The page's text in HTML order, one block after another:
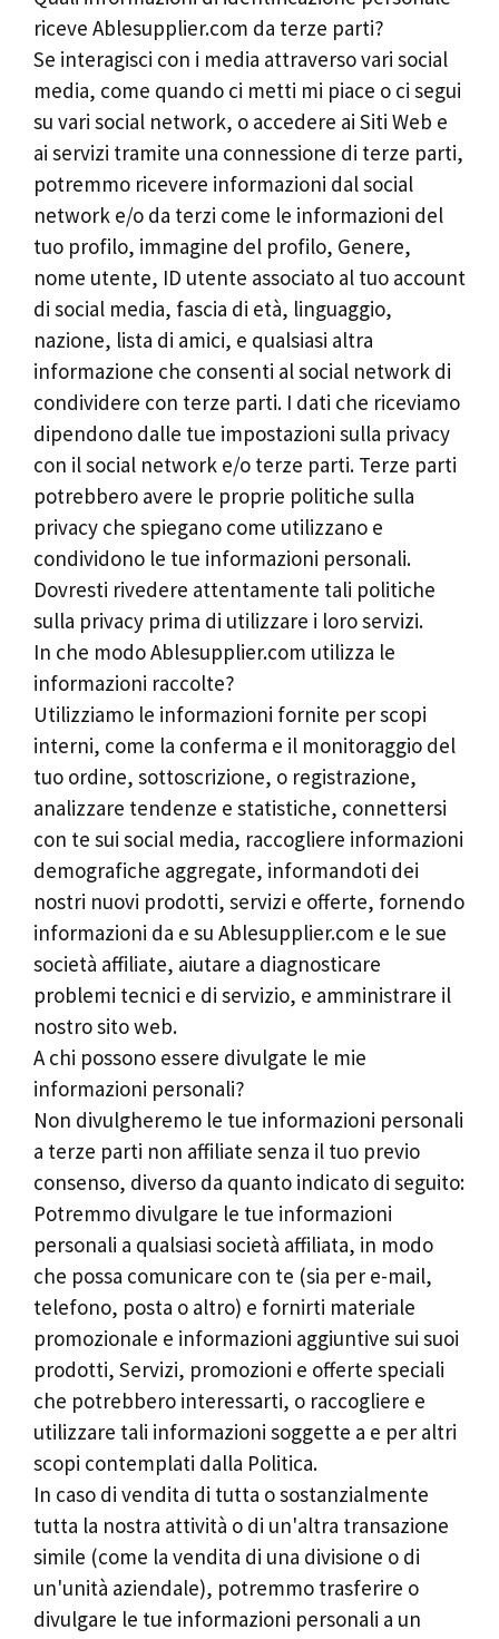
riceve Ablesupplier.com da terze parti?
Se interagisci con i media attraverso vari social
media, come quando ci metti mi piace o ci segui
su vari social network, o accedere ai Siti Web e
ai servizi tramite una connessione di terze parti,
potremmo ricevere informazioni dal social
network e/o da terzi come le informazioni del
tuo profilo, immagine del profilo, Genere,
nome utente, ID utente associato al tuo account
di social media, fascia di età, linguaggio,
nazione, lista di amici, e qualsiasi altra
informazione che consenti al social network di
condividere con terze parti. I dati che riceviamo
dipendono dalle tue impostazioni sulla privacy
con il social network e/o terze parti. Terze parti
potrebbero avere le proprie politiche sulla
privacy che spiegano come utilizzano e
condividono le tue informazioni personali.
Dovresti rivedere attentamente tali politiche
sulla privacy prima di utilizzare i loro servizi.
In che modo Ablesupplier.com utilizza le
informazioni raccolte?
Utilizziamo le informazioni fornite per scopi
interni, come la conferma e il monitoraggio del
tuo ordine, sottoscrizione, o registrazione,
analizzare tendenze e statistiche, connettersi
con te sui social media, raccogliere informazioni
demografiche aggregate, informandoti dei
nostri nuovi prodotti, servizi e offerte, fornendo
informazioni da e su Ablesupplier.com e le sue
società affiliate, aiutare a diagnosticare
problemi tecnici e di servizio, e amministrare il
nostro sito web.
A chi possono essere divulgate le mie
informazioni personali?
Non divulgheremo le tue informazioni personali
a terze parti non affiliate senza il tuo previo
consenso, diverso da quanto indicato di seguito:
Potremmo divulgare le tue informazioni
personali a qualsiasi società affiliata, in modo
che possa comunicare con te (sia per e-mail,
telefono, posta o altro) e fornirti materiale
promozionale e informazioni aggiuntive sui suoi
prodotti, Servizi, promozioni e offerte speciali
che potrebbero interessarti, o raccogliere e
utilizzare tali informazioni soggette a e per altri
scopi contemplati dalla Politica.
In caso di vendita di tutta o sostanzialmente
tutta la nostra attività o di un'altra transazione
simile (come la vendita di una divisione o di
un'unità aziendale), potremmo trasferire o
divulgare le tue informazioni personali a un